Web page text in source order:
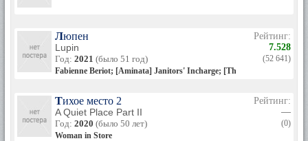
Люпен
Lupin
Год: 2021 (было 51 год)
Fabienne Beriot; [Aminata] Janitors' Incharge; [Therapist] Tania Fabre
Рейтинг:
7.528
(52 641)
Тихое место 2
A Quiet Place Part II
Год: 2020 (было 50 лет)
Woman in Store
Рейтинг:
—
(0)